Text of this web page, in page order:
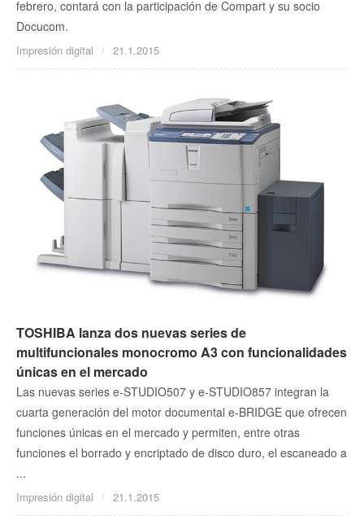
febrero, contará con la participación de Compart y su socio
Docucom.
Impresión digital 21.1.2015
TOSHIBA lanza dos nuevas series de
multifuncionales monocromo A3 con funcionalidades
únicas en el mercado
Las nuevas series e-STUDIO507 y e-STUDIO857 integran la
cuarta generación del motor documental e-BRIDGE que ofrecen
funciones únicas en el mercado y permiten, entre otras
funciones el borrado y encriptado de disco duro, el escaneado a
...
Impresión digital 21.1.2015